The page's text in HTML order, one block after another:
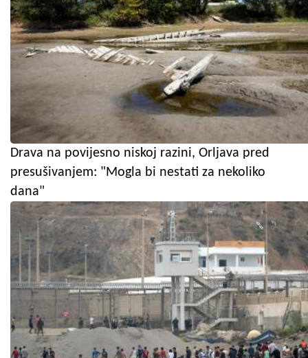
Drava na povijesno niskoj razini, Orljava pred
presušivanjem: "Mogla bi nestati za nekoliko
dana"